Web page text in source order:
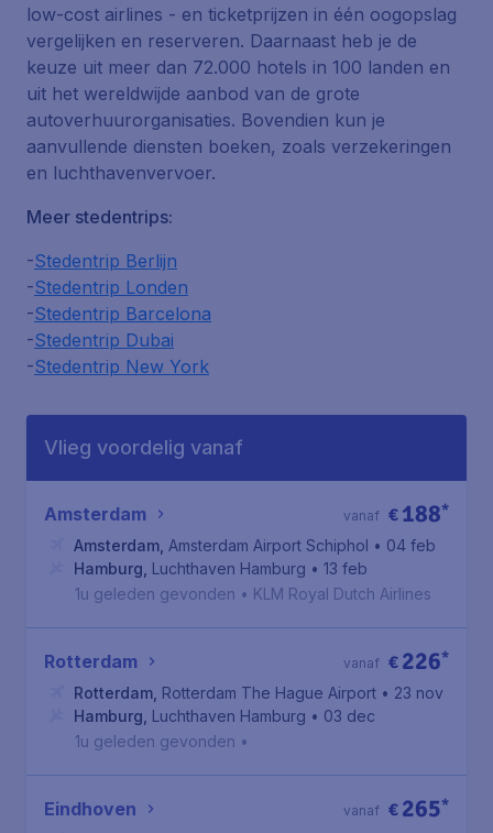
low-cost airlines - en ticketprijzen in één oogopslag
vergelijken en reserveren. Daarnaast heb je de
keuze uit meer dan 72.000 hotels in 100 landen en
uit het wereldwijde aanbod van de grote
autoverhuurorganisaties. Bovendien kun je
aanvullende diensten boeken, zoals verzekeringen
en luchthavenvervoer.
Meer stedentrips:
-Stedentrip Berlijn
-Stedentrip Londen
-Stedentrip Barcelona
-Stedentrip Dubai
-Stedentrip New York
Vlieg voordelig vanaf
Amsterdam € 188*
vanaf
Amsterdam Amsterdam Airport Schiphol • 04 feb
Hamburg Luchthaven Hamburg • 13 feb
1u geleden gevonden • KLM Royal Dutch Airlines
Rotterdam € 226*
vanaf
Rotterdam Rotterdam The Hague Airport • 23 nov
Hamburg Luchthaven Hamburg • 03 dec
1u geleden gevonden •
Eindhoven € 265*
vanaf